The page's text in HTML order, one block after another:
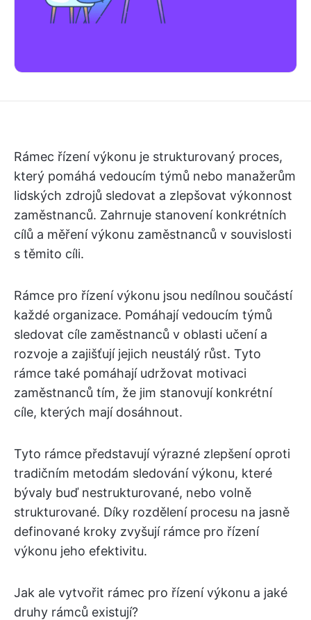
Rámec řízení výkonu je strukturovaný proces,
který pomáhá vedoucím týmů nebo manažerům
lidských zdrojů sledovat a zlepšovat výkonnost
zaměstnanců. Zahrnuje stanovení konkrétních
cílů a měření výkonu zaměstnanců v souvislosti
s těmito cíli.
Rámce pro řízení výkonu jsou nedílnou součástí
každé organizace. Pomáhají vedoucím týmů
sledovat cíle zaměstnanců v oblasti učení a
rozvoje a zajišťují jejich neustálý růst. Tyto
rámce také pomáhají udržovat motivaci
zaměstnanců tím, že jim stanovují konkrétní
cíle, kterých mají dosáhnout.
Tyto rámce představují výrazné zlepšení oproti
tradičním metodám sledování výkonu, které
bývaly buď nestrukturované, nebo volně
strukturované. Díky rozdělení procesu na jasně
definované kroky zvyšují rámce pro řízení
výkonu jeho efektivitu.
Jak ale vytvořit rámec pro řízení výkonu a jaké
druhy rámců existují?